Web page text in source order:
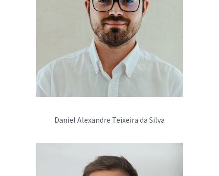
Daniel Alexandre Teixeira da Silva